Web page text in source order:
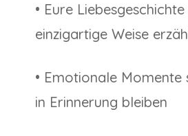
• Eure
einzigartige Weise
• Emotionale Momente
in Erinnerung bleiben